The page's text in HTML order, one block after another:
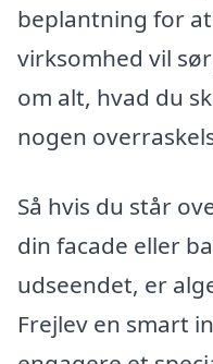
beplantning for
virksomhed vil
om alt, hvad du
nogen
Så hvis du står
din facade eller
udseendet, er
Frejlev en smart